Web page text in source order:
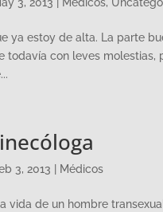
ya estoy de alta. La parte
todavía con leves
3, 2013 Médicos
vida de un hombre